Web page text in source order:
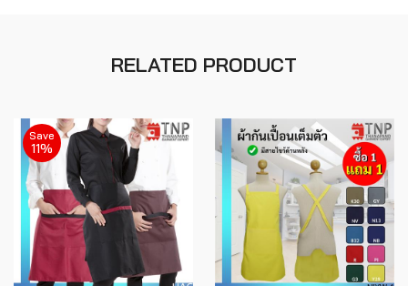
RELATED PRODUCT
Save
11%